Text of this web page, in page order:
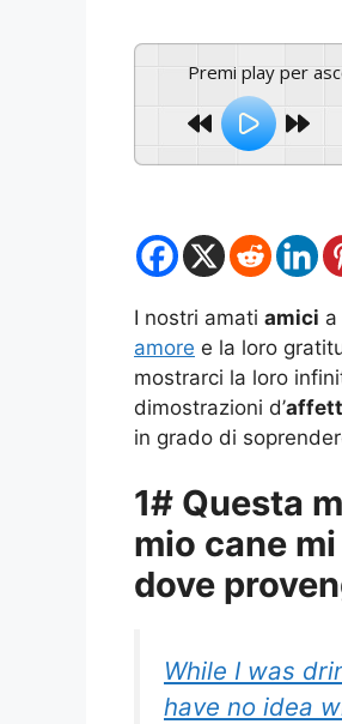
Premi play per
I nostri amati amici
amore e la loro
mostrarci la loro
dimostrazioni d’
in grado di
1# Questa
mio cane
dove
While I was
have no idea